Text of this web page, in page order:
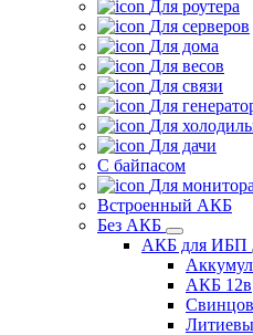
Для роутера
Для серверов
Для дома
Для весов
Для связи
Для
Для
Для дачи
С байпасом
Для монитора
Встроенный АКБ
Без АКБ
АКБ для ИБП
АКБ 12в